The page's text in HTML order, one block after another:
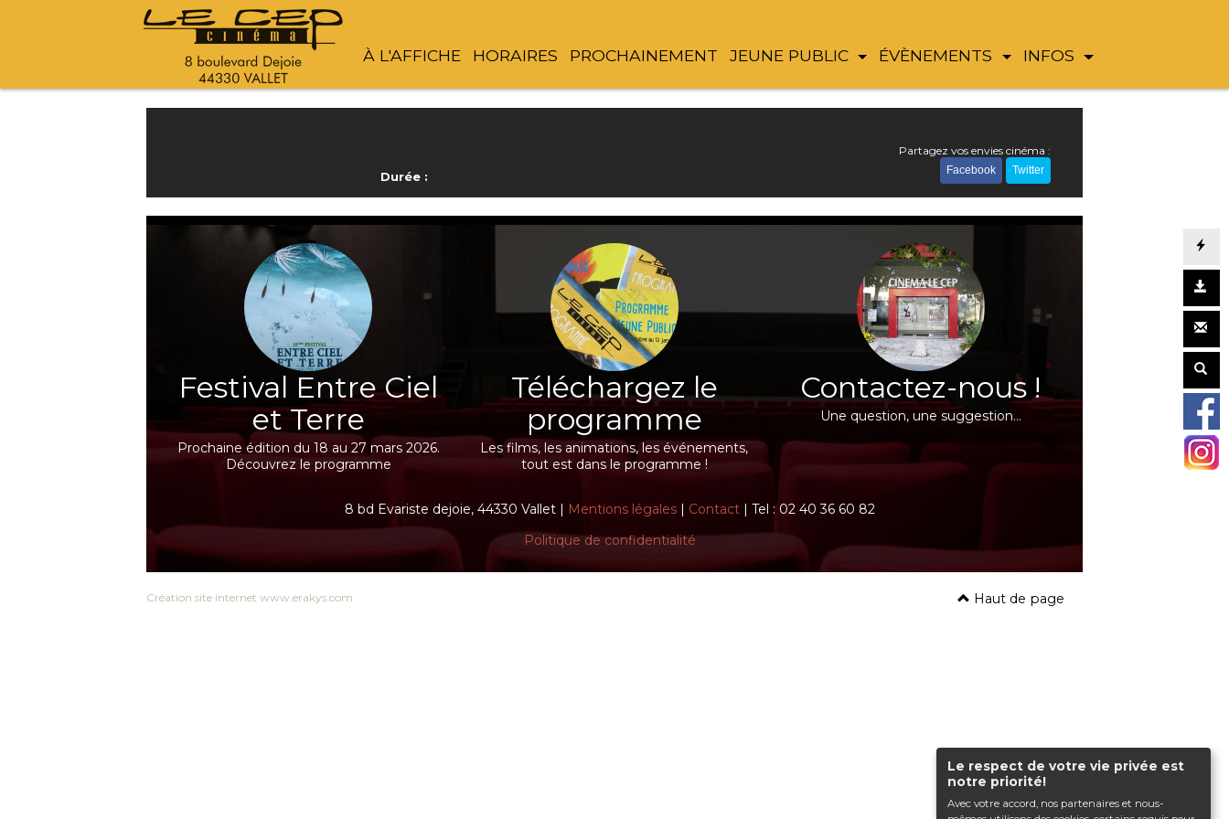
Le respect de votre vie privée est
notre priorité!
Avec votre accord, nos partenaires et nous-
À L'AFFICHE HORAIRES PROCHAINEMENT JEUNE PUBLIC ÉVÈNEMENTS INFOS
Durée :
Partagez vos envies cinéma :
Facebook Twitter
Festival Entre Ciel
et Terre
Prochaine édition du 18 au 27 mars 2026.
Découvrez le programme
Téléchargez le
programme
Les films, les animations, les événements,
tout est dans le programme !
Contactez-nous !
Une question, une suggestion…
8 bd Evariste dejoie, 44330 Vallet | Mentions légales | Contact | Tel : 02 40 36 60 82
Politique de confidentialité
Haut de page
Création site internet www.erakys.com